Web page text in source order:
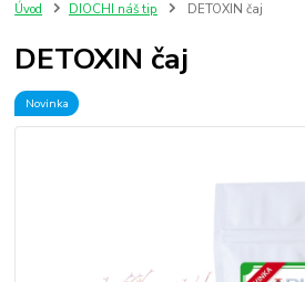
Úvod DIOCHI náš tip DETOXIN čaj
DETOXIN čaj
Novinka